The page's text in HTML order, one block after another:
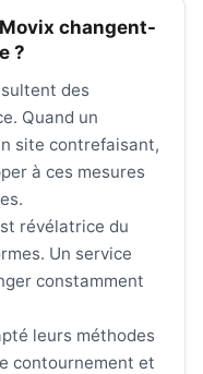
changent-
?
des
Quand un
site contrefaisant,
à ces mesures
révélatrice du
Un service
constamment
leurs méthodes
contournement et